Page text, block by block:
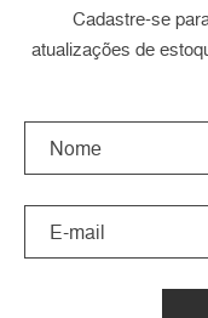
Cadastre-se
atualizações de